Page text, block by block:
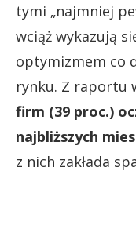
tymi „najmniej
wciąż wykazują
optymizmem co
rynku. Z raportu
firm (39 proc.)
najbliższych
z nich zakłada